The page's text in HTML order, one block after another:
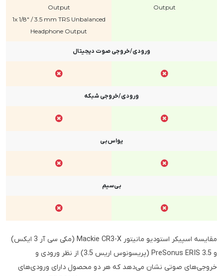
Output
Output
1x 1/8" / 3.5 mm TRS Unbalanced
Headphone Output
ورودی/خروجی صوت دیجیتال
ورودی/خروجی شبکه
یو‌اس‌بی
بی‌سیم
مقایسه اسپیکر استودیو مانیتور Mackie CR3-X (مکی سی آر 3 ایکس)
و PreSonus ERIS 3.5 (پریسونوس اریس 3.5) از نظر ورودی و
خروجی‌های صوتی نشان می‌دهد که هر دو محصول دارای ورودی‌های